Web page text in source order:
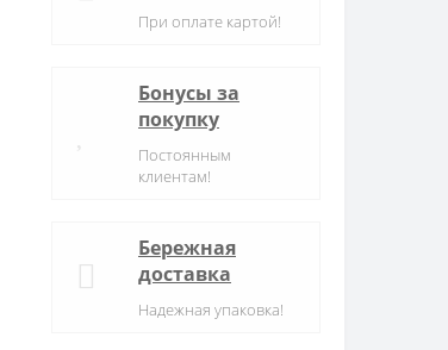
При оплате картой!
Бонусы за
покупку
Постоянным
клиентам!
Бережная
доставка
Надежная упаковка!